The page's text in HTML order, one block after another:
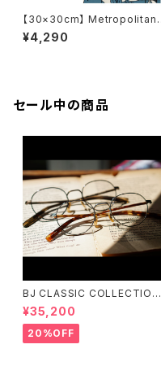
【30×30cm】 Metropolitan
Crossbottle メトロポリタンク
ロスボトル MCB341 / Harmle
¥4,290
セール中の商品
BJ CLASSIC COLLECTION
¥35,200
20%OFF